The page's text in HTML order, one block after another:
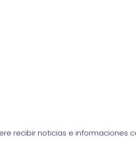
recibir noticias e informaciones